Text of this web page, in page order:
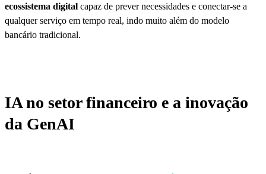
ecossistema digital capaz de prever necessidades e conectar-se a
qualquer serviço em tempo real, indo muito além do modelo
bancário tradicional.
IA no setor financeiro e a inovação
da GenAI